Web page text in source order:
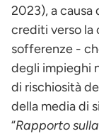
2023), a
crediti verso la
sofferenze -
degli impieghi
di rischiosità
della media di
“Rapporto